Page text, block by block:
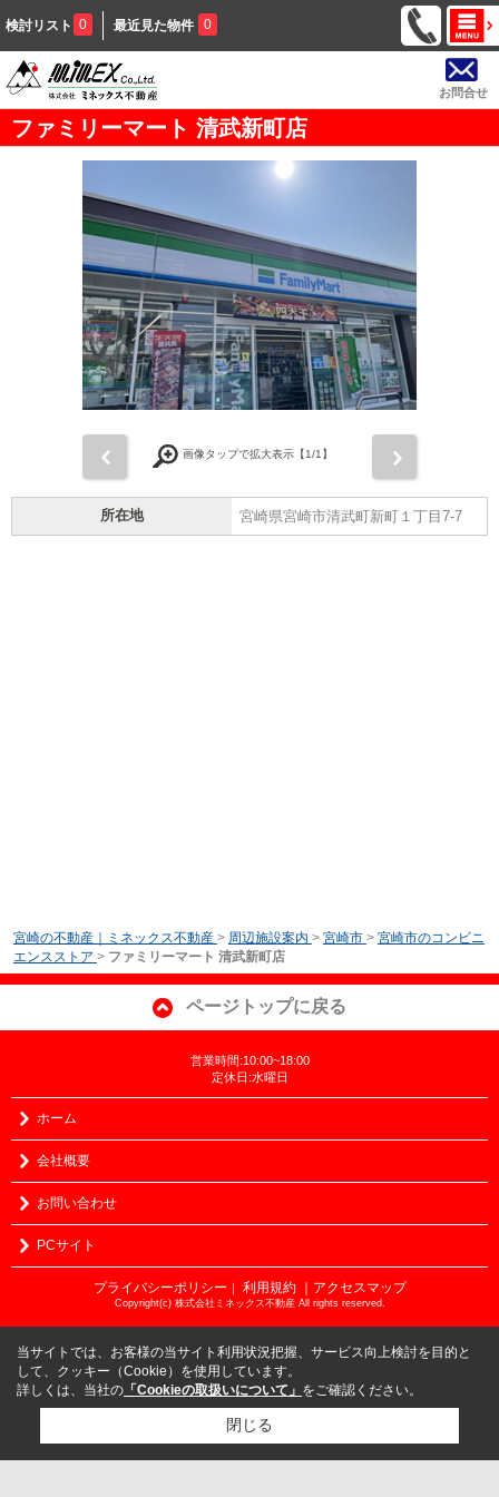
検討リスト 0 最近見た物件 0
お問合せ
ファミリーマート 清武新町店
画像タップで拡大表示【1/1】
所在地 宮崎県宮崎市清武町新町１丁目7-7
宮崎の不動産｜ミネックス不動産 > 周辺施設案内 > 宮崎市 > 宮崎市のコンビニ
エンスストア > ファミリーマート 清武新町店
ページトップに戻る
営業時間:10:00~18:00
定休日:水曜日
ホーム
会社概要
お問い合わせ
PCサイト
プライバシーポリシー ｜ 利用規約 ｜アクセスマップ
Copyright(c) 株式会社ミネックス不動産 All rights reserved.
当サイトでは、お客様の当サイト利用状況把握、サービス向上検討を目的と
して、クッキー（Cookie）を使用しています。
詳しくは、当社の 「Cookieの取扱いについて」 をご確認ください。
閉じる